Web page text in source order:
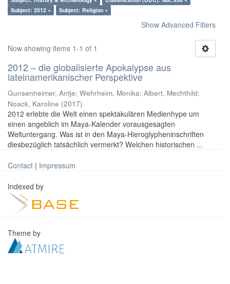
Subject: 2012 ×
Subject: Religion ×
Show Advanced Filters
Now showing items 1-1 of 1
2012 – die globalisierte Apokalypse aus
lateinamerikanischer Perspektive
Gunsenheimer, Antje; Wehrheim, Monika; Albert, Mechthild;
Noack, Karoline (2017)
2012 erlebte die Welt einen spektakulären Medienhype um
einen angeblich im Maya-Kalender vorausgesagten
Weltuntergang. Was ist in den Maya-Hieroglypheninschriften
diesbezüglich tatsächlich vermerkt? Welchen historischen ...
Contact | Impressum
Indexed by
Theme by